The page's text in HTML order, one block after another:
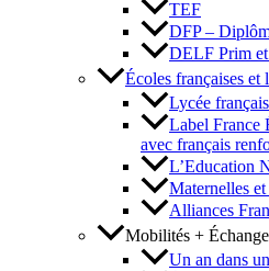
TEF
DFP –
DELF Prim
Écoles françaises et
Lycée
Label France
avec français
L’Education
Maternelles
Alliances
Mobilités +
Un an dans